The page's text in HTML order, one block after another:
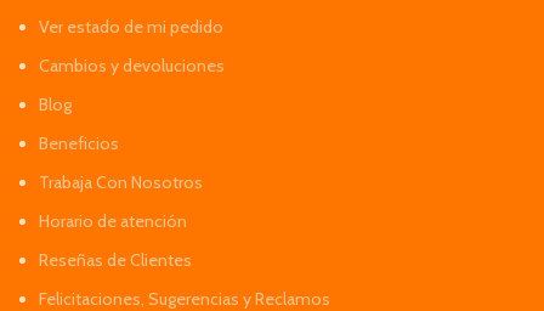
Ver estado de mi pedido
Cambios y devoluciones
Blog
Beneficios
Trabaja Con Nosotros
Horario de atención
Reseñas de Clientes
Felicitaciones, Sugerencias y Reclamos